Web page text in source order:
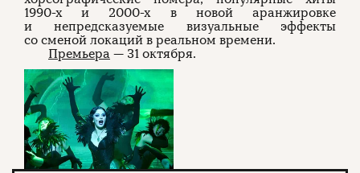
1990-х и 2000-х в новой аранжировке
и непредсказуемые визуальные эффекты
со сменой локаций в реальном времени.
Премьера — 31 октября.